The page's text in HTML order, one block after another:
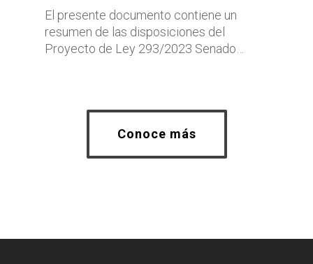
El presente documento contiene un
resumen de las disposiciones del
Proyecto de Ley 293/2023 Senado…
Conoce más